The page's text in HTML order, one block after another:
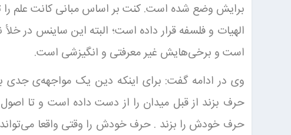
برایش وضع شده است. کنت بر اساس مبانی کانت علم
الهیات و فلسفه قرار داده است؛ البته این ساینس در
است و برخی‌هایش غیر معرفتی و انگیزشی است.
وی در ادامه گفت: برای اینکه دین یک مواجهه‌ی جدی
حرف بزند از قبل میدان را از دست داده است و تا
حرف خودش را بزند . حرف خودش را وقتی واقعا